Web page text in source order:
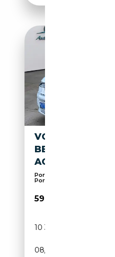
VOLKSWAGEN
BEACH TOUR
ACC AHK 360°
Porte coulissante gauche,
Porte ...
59 480€
10 300 km
08/2025